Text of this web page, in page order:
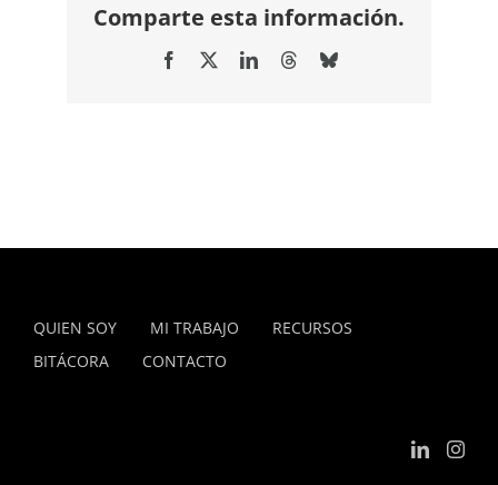
Comparte esta información.
Facebook LinkedInThreadsBluesky
QUIEN SOY MI TRABAJO
RECURSOS
BITÁCORA
CONTACTO